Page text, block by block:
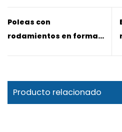
Poleas con
rodamientos en forma
Producto relacionado